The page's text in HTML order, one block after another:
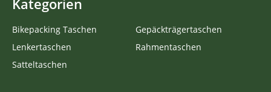
Kategorien
Bikepacking Taschen
Lenkertaschen
Satteltaschen
Gepäckträgertaschen
Rahmentaschen